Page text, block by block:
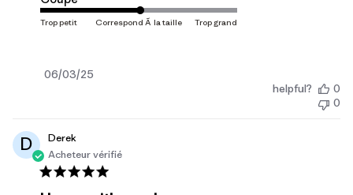
Date
06/03/25
helpful?
0
0
D
Derek
Acheteur vérifié